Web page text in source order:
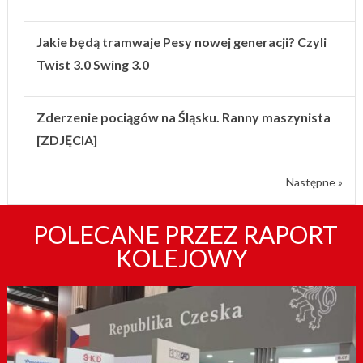
Jakie będą tramwaje Pesy nowej generacji? Czyli
Twist 3.0 Swing 3.0
Zderzenie pociągów na Śląsku. Ranny maszynista
[ZDJĘCIA]
Następne »
POLECANE PRZEZ RAPORT
KOLEJOWY